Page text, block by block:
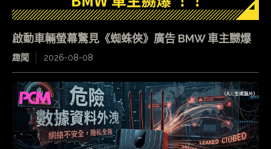
啟動車輛螢幕驚見《蜘蛛俠》廣告 BMW 車主嬲爆
趣聞 2026-08-08